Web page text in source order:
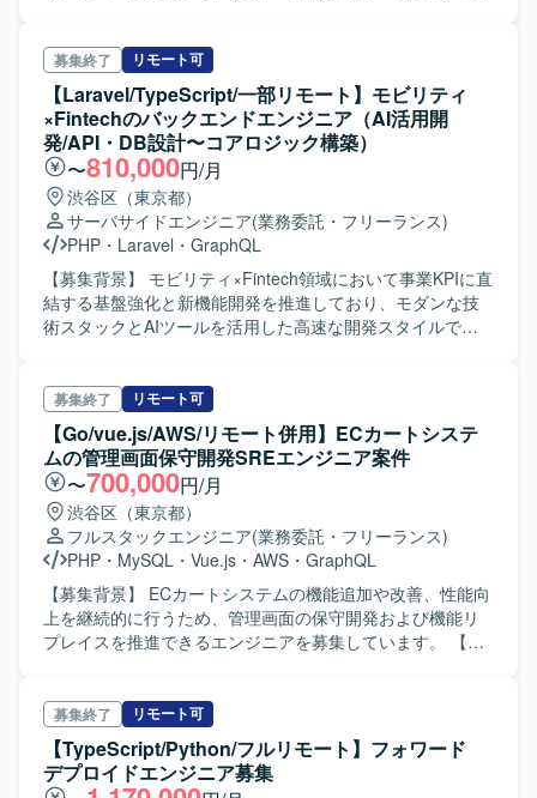
きます。RESTおよびGraphQLによるAPI設計と実装、スキ
ーマやデータモデル設計・リファクタリング・チューニン
グ、決済や与信、各種SaaSやCRMとの外部連携などを行い
ます。さらに、バッチや非同期処理の設計・開発、設計レ
ビューやコード品質の維持・改善にも関与していただきま
す。 【求める人物像】 複雑なドメインに対して主体的に学
習し、曖昧な要件から自律的にタスクを分解できる方を求
めています。技術選定や設計の背景を論理的に説明し、開
発メンバーや関係者と円滑にコミュニケーションを図りな
がらプロダクト価値向上にコミットできる方が望ましいで
す。 【ポジションの魅力】 モビリティとFintechが交差す
る領域で、与信や決済など事業の中枢を担うコアロジック
幅広いレイヤーに携われるため、バックエンドエンジニア
としてのスキルを総合的に高められる環境です。 【開発環
境】 モダンな技術スタックをプロジェクトに応じて選定し
ており、RESTおよびGraphQLによるAPIを中心とした構成
です。クラウド基盤上で非同期処理やバッチ処理を活用
し、GitやSlackなどのツールを用いながらアジャイル/スク
ラムプロセスで開発を進めています。
募集終了 リモート可
【Laravel/TypeScript/一部リモート】モビリティ
×Fintechのバックエンドエンジニア（AI活用開
発/API・DB設計〜コアロジック構築）
〜810,000円/月
渋谷区（東京都）
サーバサイドエンジニア(業務委託・フリーランス)
PHP ・ Laravel ・ GraphQL
【募集背景】 モビリティ×Fintech領域において事業KPIに直
結する基盤強化と新機能開発を推進しており、モダンな技
術スタックとAIツールを活用した高速な開発スタイルで自
信・車両・回収など複雑なドメインを扱うコアロジックの
設計・実装をご担当いただきます。REST / GraphQLによる
API設計と実装、スキーマやデータモデル設計・リファクタ
リング・チューニング、決済や与信、各種SaaSやCRMとの
外部連携、バッチ・非同期処理の設計・開発などを行って
いただきます。また、設計レビューやコード品質の維持・
改善にも取り組んでいただきます。 【求める人物像】 モダ
ンな技術スタックへのキャッチアップが早く、生成AIツー
ルを積極的に取り入れて高い生産性を発揮できる方を求め
ています。曖昧な要件から自ら仕様を整理し、タスクへ落
とし込んで自走できる方、技術や設計の選定理由を言語化
たします。 【ポジションの魅力】 モビリティ×Fintechとい
う成長領域で、与信や決済などビジネスクリティカルなコ
アドメインの設計・実装に深く関わることができます。
LaravelやTypeScriptなどのモダンな技術スタックに加え、
募集終了 リモート可
【Go/vue.js/AWS/リモート併用】ECカートシステ
ムの管理画面保守開発SREエンジニア案件
〜700,000円/月
渋谷区（東京都）
フルスタックエンジニア(業務委託・フリーランス)
PHP ・ MySQL ・ Vue.js ・ AWS ・ GraphQL
【募集背景】 ECカートシステムの機能追加や改善、性能向
上を継続的に行うため、管理画面の保守開発および機能リ
プレイスを推進できるエンジニアを募集しています。 【作
理画面をiframe表示している画面について、順次リプレイス
を進めていただきます。 新機能開発や既存機能の改修、性
能改善などのソフトウェアエンジニアリング業務にも携わ
っていただきます。 【求める人物像】 コミュニケーション
募集終了 リモート可
【TypeScript/Python/フルリモート】フォワード
デプロイドエンジニア募集